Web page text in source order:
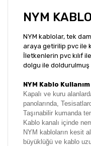
NYM
NYM kablolar, tek
araya getirilip pvc ile
İletkenlerin pvc kılıf
dolgu ile doldurulmuş
NYM Kablo
Kapalı ve kuru
panolarında,
Taşınabilir kumanda
Kablo kanalı içinde n
NYM kabloların kesit
büyüklüğü ve kablo